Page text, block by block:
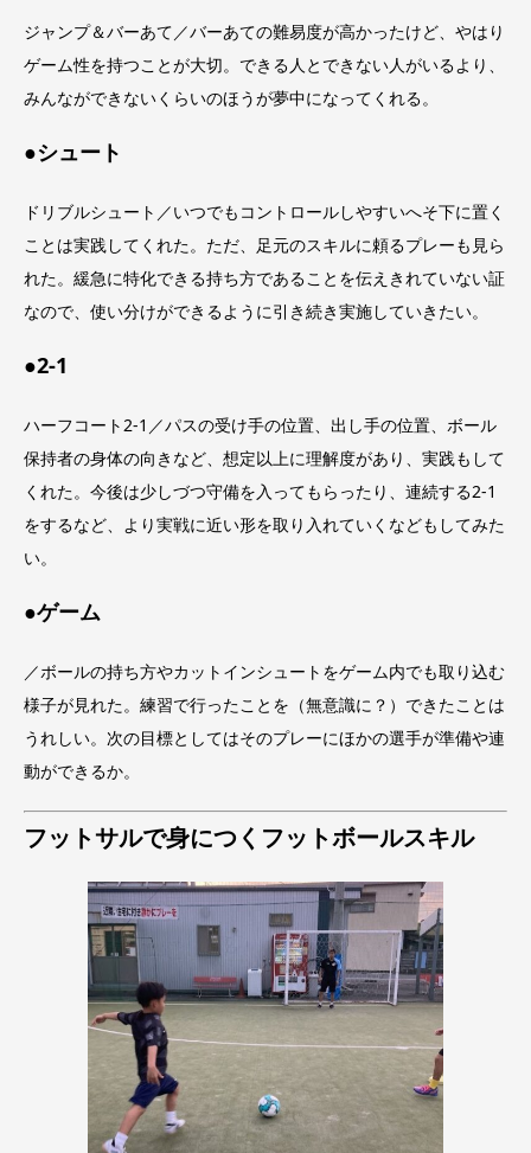
ジャンプ＆バーあて／バーあての難易度が高かったけど、やはり
ゲーム性を持つことが大切。できる人とできない人がいるより、
みんなができないくらいのほうが夢中になってくれる。
●シュート
ドリブルシュート／いつでもコントロールしやすいへそ下に置く
ことは実践してくれた。ただ、足元のスキルに頼るプレーも見ら
れた。緩急に特化できる持ち方であることを伝えきれていない証
なので、使い分けができるように引き続き実施していきたい。
●2-1
ハーフコート2-1／パスの受け手の位置、出し手の位置、ボール
保持者の身体の向きなど、想定以上に理解度があり、実践もして
くれた。今後は少しづつ守備を入ってもらったり、連続する2-1
をするなど、より実戦に近い形を取り入れていくなどもしてみた
い。
●ゲーム
／ボールの持ち方やカットインシュートをゲーム内でも取り込む
様子が見れた。練習で行ったことを（無意識に？）できたことは
うれしい。次の目標としてはそのプレーにほかの選手が準備や連
動ができるか。
フットサルで身につくフットボールスキル